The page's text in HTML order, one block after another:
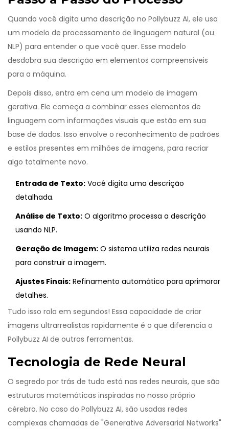
Quando você digita uma descrição no Pollybuzz AI, ele usa
um modelo de processamento de linguagem natural (ou
NLP) para entender o que você quer. Esse modelo
desdobra sua descrição em elementos compreensíveis
para a máquina.
Depois disso, entra em cena um modelo de imagem
gerativa. Ele começa a combinar esses elementos de
linguagem com informações visuais que estão em sua
base de dados. Isso envolve o reconhecimento de padrões
e estilos presentes em milhões de imagens, para recriar
algo totalmente novo.
Entrada de Texto: Você digita uma descrição
detalhada.
Análise de Texto: O algoritmo processa a descrição
usando NLP.
Geração de Imagem: O sistema utiliza redes neurais
para construir a imagem.
Ajustes Finais: Refinamento automático para aprimorar
detalhes.
Tudo isso rola em segundos! Essa capacidade de criar
imagens ultrarrealistas rapidamente é o que diferencia o
Pollybuzz AI de outras ferramentas.
Tecnologia de Rede Neural
O segredo por trás de tudo está nas redes neurais, que são
estruturas matemáticas inspiradas no nosso próprio
cérebro. No caso do Pollybuzz AI, são usadas redes
complexas chamadas de "Generative Adversarial Networks"